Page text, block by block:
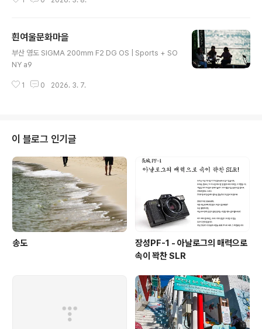
흰여울문화마을
부산 영도 SIGMA 200mm F2 DG OS | Sports + SO
NY a9
1 0 2026. 3. 7.
이 블로그 인기글
송도
장성PF-1 - 아날로그의 매력으로
속이 꽉찬 SLR